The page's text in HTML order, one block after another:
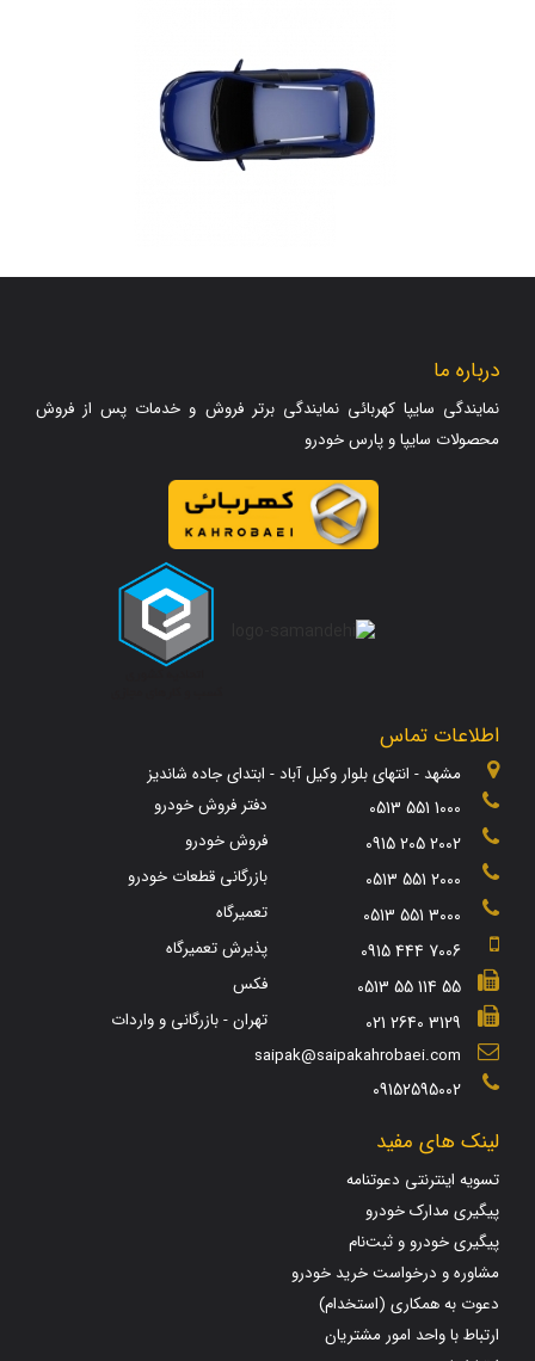
درباره ما
نمایندگی سایپا کهربائی نمایندگی برتر فروش و خدمات پس از فروش
محصولات سایپا و پارس خودرو
اطلاعات تماس
مشهد - انتهای بلوار وکیل آباد - ابتدای جاده شاندیز
0513 551 1000 دفتر فروش خودرو
0915 205 2002 فروش خودرو
0513 551 2000 بازرگانی قطعات خودرو
0513 551 3000 تعمیرگاه
0915 444 7006 پذیرش تعمیرگاه
0513 55 114 55 فکس
021 2640 3129
تهران - بازرگانی و واردات
saipak@saipakahrobaei.com
09152595002
لینک های مفید
تسویه اینترنتی دعوتنامه
پیگیری مدارک خودرو
پیگیری خودرو و ثبت‌نام
مشاوره و درخواست خرید خودرو
دعوت به همکاری (استخدام)
ارتباط با واحد امور مشتریان